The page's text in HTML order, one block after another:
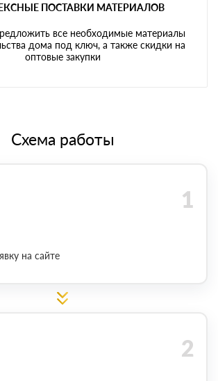
ПОСТАВКИ МАТЕРИАЛОВ
все необходимые материалы
дома под ключ, а также скидки на
оптовые закупки
Схема работы
на сайте